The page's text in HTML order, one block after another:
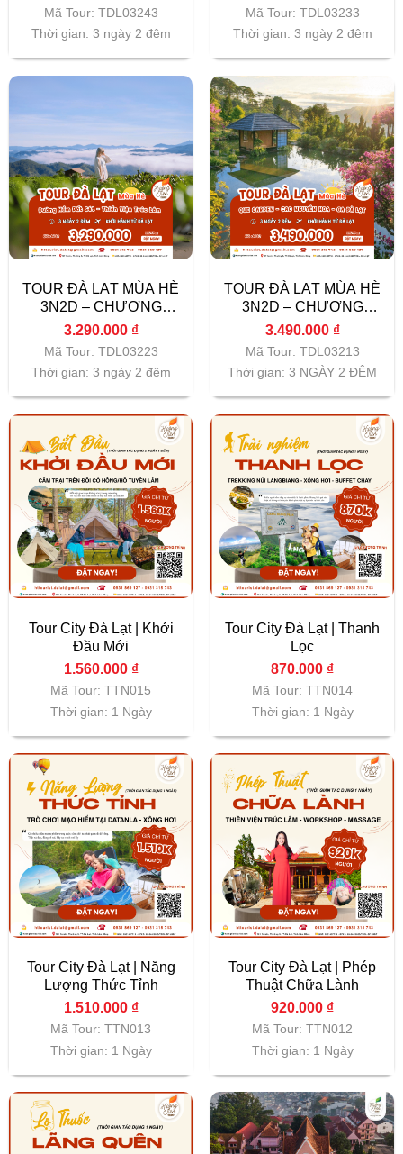
Mã Tour: TDL03243
Thời gian: 3 ngày 2 đêm
Mã Tour: TDL03233
Thời gian: 3 ngày 2 đêm
TOUR ĐÀ LẠT MÙA HÈ
3N2D – CHƯƠNG
TRÌNH 02
3.290.000 ₫
Mã Tour: TDL03223
Thời gian: 3 ngày 2 đêm
TOUR ĐÀ LẠT MÙA HÈ
3N2D – CHƯƠNG
TRÌNH 01
3.490.000 ₫
Mã Tour: TDL03213
Thời gian: 3 NGÀY 2 ĐÊM
Tour City Đà Lạt | Khởi
Đầu Mới
1.560.000 ₫
Mã Tour: TTN015
Thời gian: 1 Ngày
Tour City Đà Lạt | Thanh
Lọc
870.000 ₫
Mã Tour: TTN014
Thời gian: 1 Ngày
Tour City Đà Lạt | Năng
Lượng Thức Tỉnh
1.510.000 ₫
Mã Tour: TTN013
Thời gian: 1 Ngày
Tour City Đà Lạt | Phép
Thuật Chữa Lành
920.000 ₫
Mã Tour: TTN012
Thời gian: 1 Ngày